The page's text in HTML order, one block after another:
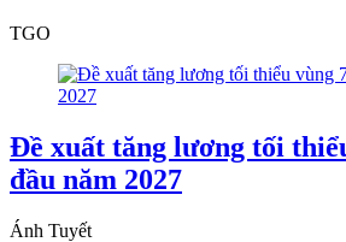
TGO
Đề xuất tăng lương tối
đầu năm 2027
Ánh Tuyết